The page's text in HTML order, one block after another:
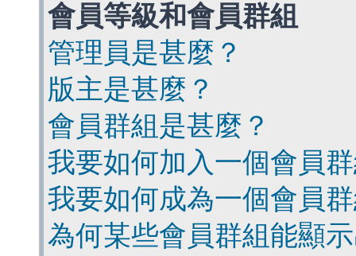
會員等級和會員群組
管理員是甚麼？
版主是甚麼？
會員群組是甚麼？
我要如何加入一個會員
我要如何成為一個會員
為何某些會員群組能顯